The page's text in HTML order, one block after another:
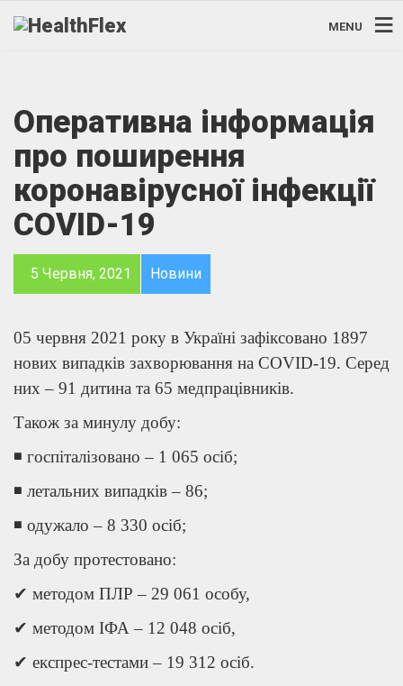
MENU
Оперативна інформація
про поширення
коронавірусної інфекції
COVID-19
5 Червня, 2021 Новини
05 червня 2021 року в Україні зафіксовано 1897
нових випадків захворювання на COVID-19. Серед
них – 91 дитина та 65 медпрацівників.
Також за минулу добу:
◾ госпіталізовано – 1 065 осіб;
◾ летальних випадків – 86;
◾ одужало – 8 330 осіб;
За добу протестовано:
✔ методом ПЛР – 29 061 особу,
✔ методом ІФА – 12 048 осіб,
✔ експрес-тестами – 19 312 осіб.